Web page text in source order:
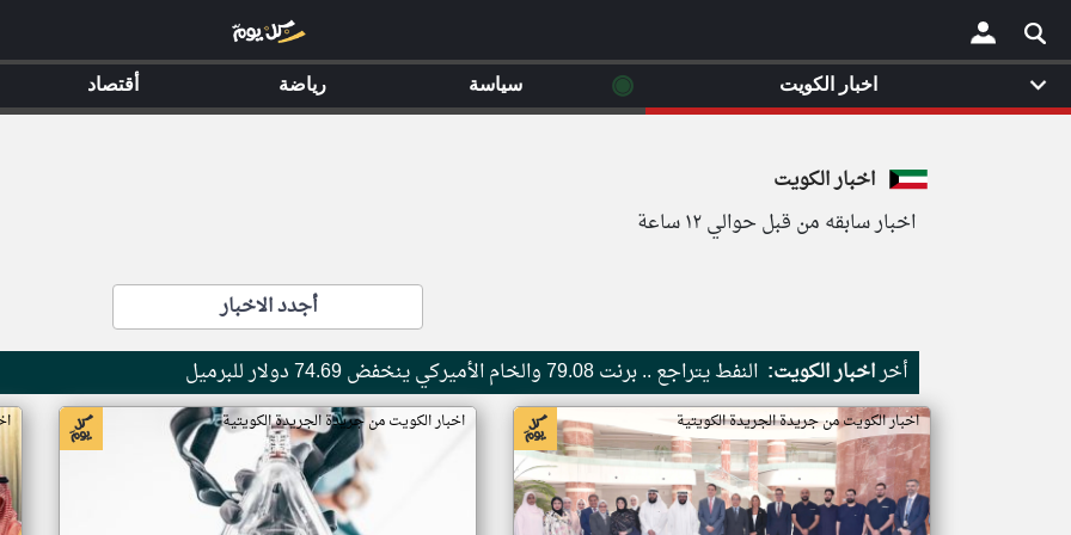
×
اخبار الكويت
اخبار سابقه من قبل حوالي ١٢ ساعة
أجدد الاخبار
أخراخبار الكويت: النفط يتراجع .. برنت 79.08 والخام الأميركي ينخفض 74.69 دولار للبرميل
اخبار الكويت من جريدة الجريدة الكويتية اخبار الكويت من جريدة الجريدة الكويتية
اخبار الكويت ◉ سياسة رياضة أقتصاد